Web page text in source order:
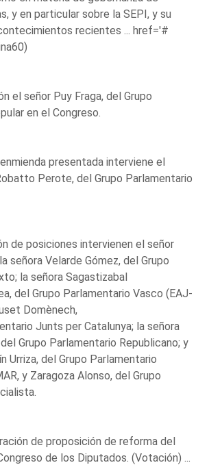
y en particular sobre la SEPI, y su
recientes ...href='#
el señor Puy Fraga, del Grupo
en el Congreso.
presentada interviene el
Perote, del Grupo Parlamentario
de posiciones intervienen el señor
señora Velarde Gómez, del Grupo
la señora Sagastizabal
del Grupo Parlamentario Vasco (EAJ-
Domènech,
Junts per Catalunya; la señora
Grupo Parlamentario Republicano; y
Urriza, del Grupo Parlamentario
y Zaragoza Alonso, del Grupo
de proposición de reforma del
de los Diputados. (Votación) ...